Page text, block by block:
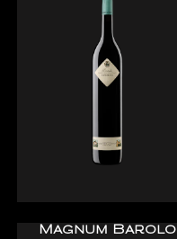
Magnum Barolo